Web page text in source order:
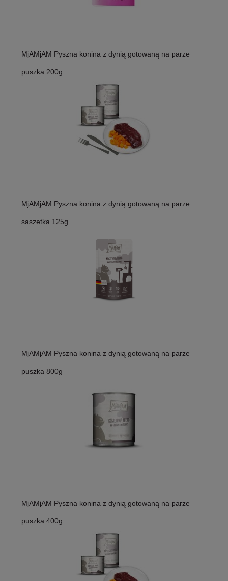
MjAMjAM Pyszna konina z dynią gotowaną na parze
puszka 200g
MjAMjAM Pyszna konina z dynią gotowaną na parze
saszetka 125g
MjAMjAM Pyszna konina z dynią gotowaną na parze
puszka 800g
MjAMjAM Pyszna konina z dynią gotowaną na parze
puszka 400g